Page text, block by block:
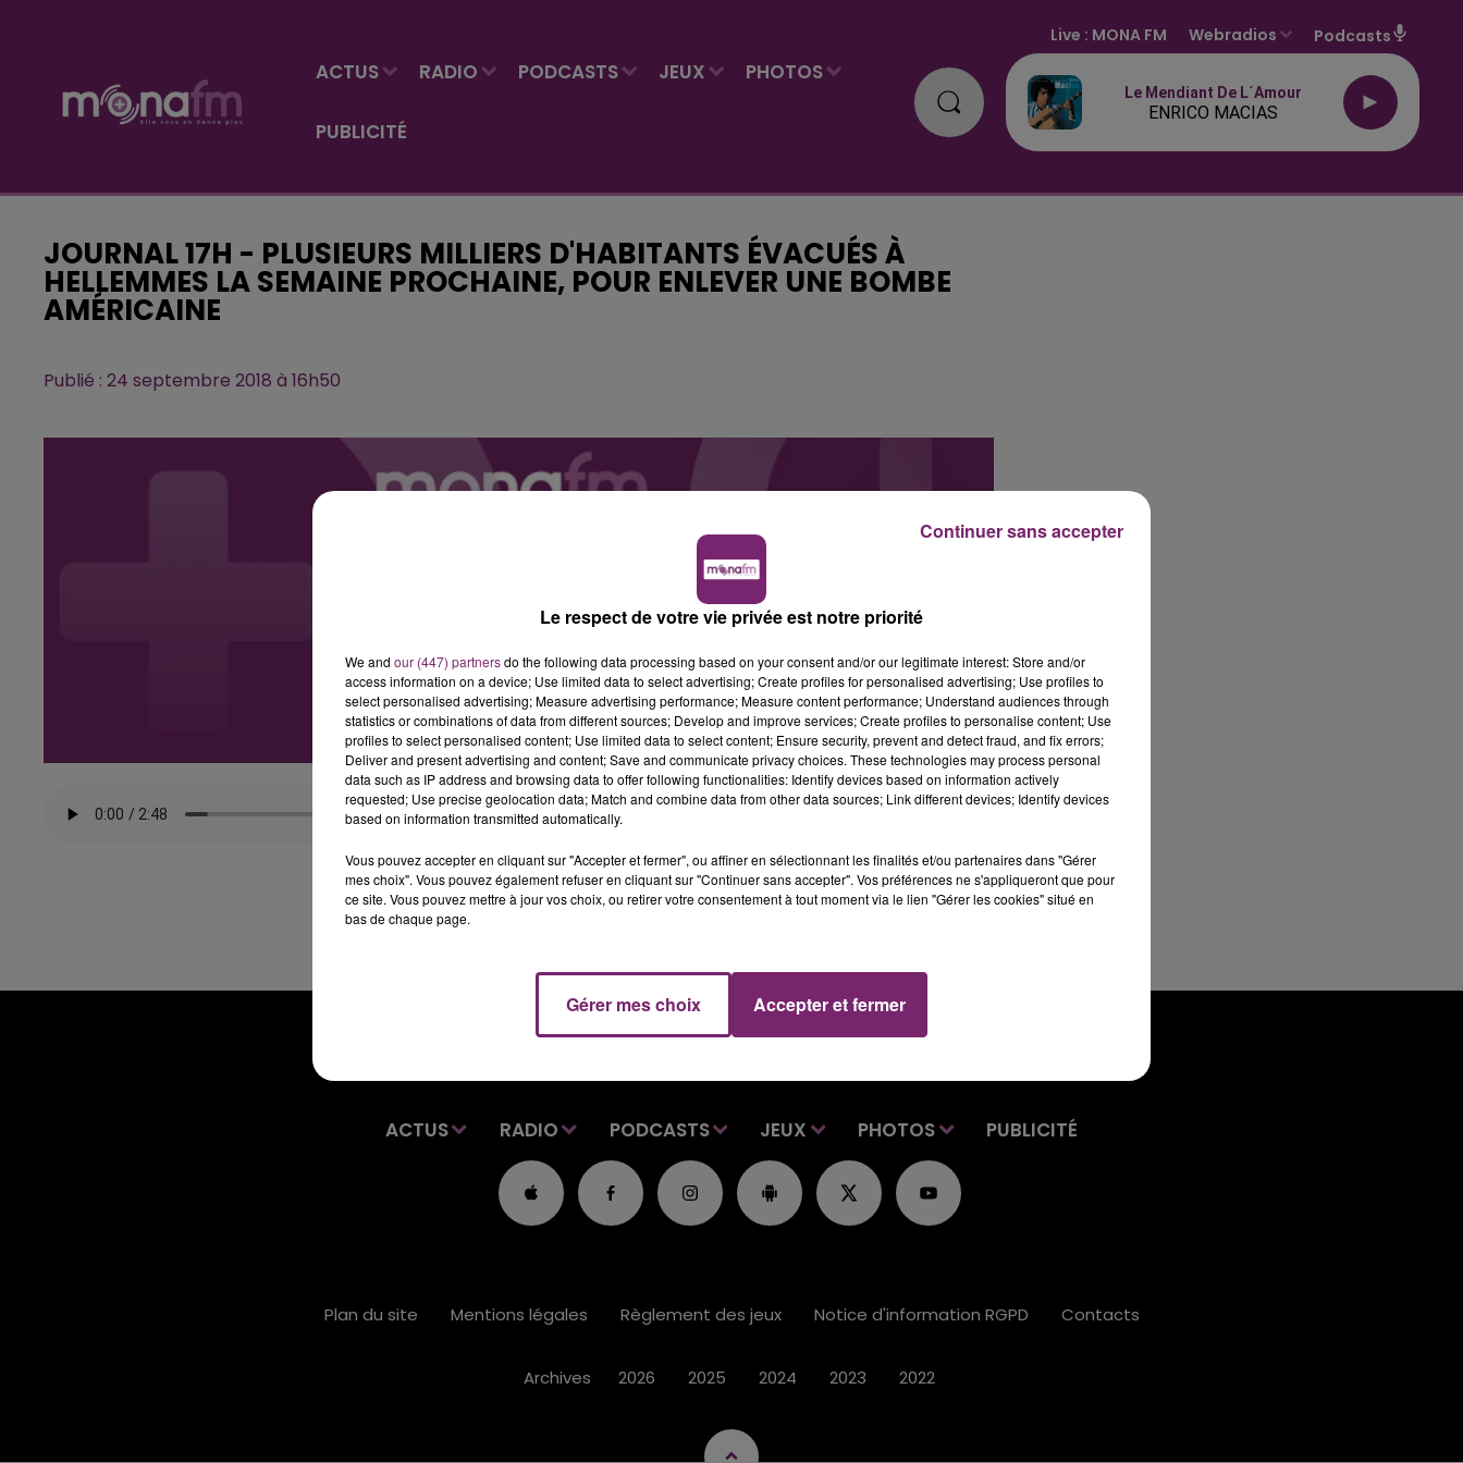
ACTUS RADIO PODCASTS JEUX PHOTOS
PUBLICITÉ
Live : MONA FM Webradios Podcasts
Le Mendiant De L´amour
ENRICO MACIAS
JOURNAL 17H - PLUSIEURS MILLIERS D'HABITANTS ÉVACUÉS À
HELLEMMES LA SEMAINE PROCHAINE, POUR ENLEVER UNE BOMBE
AMÉRICAINE
Publié : 24 septembre 2018 à 16h50
ACTUS RADIO PODCASTS JEUX PHOTOS PUBLICITÉ
Plan du site Mentions légales Règlement des jeux Notice d'information RGPD Contacts
Archives 2026 2025 2024 2023 2022
Le respect de votre vie privée est notre priorité
We and our (447) partnersdo the following data processing based on your consent and/or our legitimate interest: Store and/or
access information on a device; Use limited data to select advertising; Create profiles for personalised advertising; Use profiles to
select personalised advertising; Measure advertising performance; Measure content performance; Understand audiences through
statistics or combinations of data from different sources; Develop and improve services; Create profiles to personalise content; Use
profiles to select personalised content; Use limited data to select content; Ensure security, prevent and detect fraud, and fix errors;
Deliver and present advertising and content; Save and communicate privacy choices. These technologies may process personal
data such as IP address and browsing data to offer following functionalities: Identify devices based on information actively
requested; Use precise geolocation data; Match and combine data from other data sources; Link different devices; Identify devices
based on information transmitted automatically.
Vous pouvez accepter en cliquant sur "Accepter et fermer", ou affiner en sélectionnant les finalités et/ou partenaires dans "Gérer
mes choix". Vous pouvez également refuser en cliquant sur "Continuer sans accepter". Vos préférences ne s'appliqueront que pour
ce site. Vous pouvez mettre à jour vos choix, ou retirer votre consentement à tout moment via le lien "Gérer les cookies" situé en
bas de chaque page.
Gérer mes choix Accepter et fermer
Continuer sans accepter